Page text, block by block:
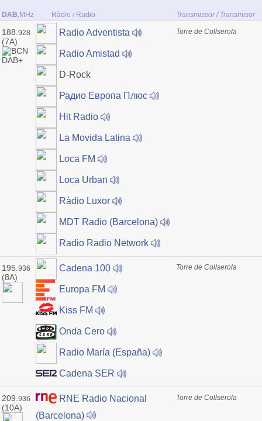
DAB,MHz Ràdio / Radio Transmissor / Transmisor
188. 928
(7A)
Radio Adventista
Radio Amistad
D-Rock
Радио Европа Плюс
Hit Radio
La Movida Latina
Loca FM
Loca Urban
Ràdio Luxor
MDT Radio (Barcelona)
Radio Radio Network
Torre de Collserola
195. 936
(8A)
Cadena 100
Europa FM
Kiss FM
Onda Cero
Radio María (España)
Cadena SER
Torre de Collserola
209. 936
(10A)
RNE Radio Nacional
(Barcelona)
Torre de Collserola